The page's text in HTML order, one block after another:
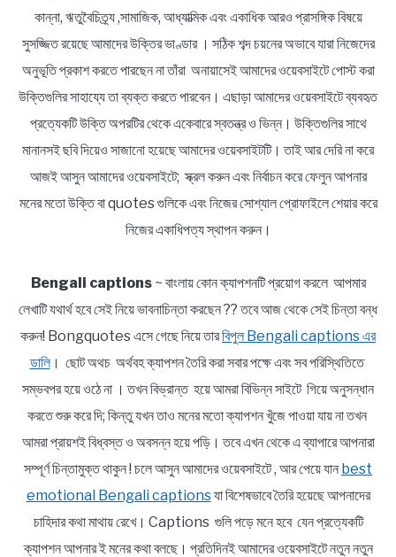
কান্না, ঋতুবৈচিত্র্য ,সামাজিক, আধ্যাত্মিক এবং একাধিক আরও প্রাসঙ্গিক বিষয়ে
সুসজ্জিত রয়েছে আমাদের উক্তির ভাণ্ডার । সঠিক শব্দ চয়নের অভাবে যারা নিজেদের
অনুভূতি প্রকাশ করতে পারছেন না তাঁরা অনায়াসেই আমাদের ওয়েবসাইটে পোস্ট করা
উক্তিগুলির সাহায্যে তা ব্যক্ত করতে পারবেন। এছাড়া আমাদের ওয়েবসাইটে ব্যবহৃত
প্রত্যেকটি উক্তি অপরটির থেকে একেবারে স্বতন্ত্র ও ভিন্ন। উক্তিগুলির সাথে
মানানসই ছবি দিয়েও সাজানো হয়েছে আমাদের ওয়েবসাইটটি। তাই আর দেরি না করে
আজই আসুন আমাদের ওয়েবসাইটে; স্ক্রল করুন এবং নির্বাচন করে ফেলুন আপনার
মনের মতো উক্তি বা quotes গুলিকে এবং নিজের সোশ্যাল প্রোফাইলে শেয়ার করে
নিজের একাধিপত্য স্থাপন করুন।
Bengali captions~ বাংলায় কোন ক্যাপশনটি প্রয়োগ করলে আপমার
লেখাটি যথার্থ হবে সেই নিয়ে ভাবনাচিন্তা করছেন ?? তবে আজ থেকে সেই চিন্তা বন্ধ
করুন! Bongquotes এসে গেছে নিয়ে তারবিপুল Bengali captions এর
ডালি। ছোট অথচ অর্থবহ ক্যাপশন তৈরি করা সবার পক্ষে এবং সব পরিস্থিতিতে
সম্ভবপর হয়ে ওঠে না । তখন বিভ্রান্ত হয়ে আমরা বিভিন্ন সাইটে গিয়ে অনুসন্ধান
করতে শুরু করে দি; কিন্তু যখন তাও মনের মতো ক্যাপশন খুঁজে পাওয়া যায় না তখন
আমরা প্রায়শই বিধ্বস্ত ও অবসন্ন হয়ে পড়ি। তবে এখন থেকে এ ব্যাপারে আপনারা
সম্পূর্ণ চিন্তামুক্ত থাকুন ! চলে আসুন আমাদের ওয়েবসাইটে , আর পেয়ে যান best
emotional Bengali captionsযা বিশেষভাবে তৈরি হয়েছে আপনাদের
চাহিদার কথা মাথায় রেখে। Captions গুলি পড়ে মনে হবে যেন প্রত্যেকটি
ক্যাপশন আপনার ই মনের কথা বলছে। প্রতিদিনই আমাদের ওয়েবসাইটে নতুন নতুন